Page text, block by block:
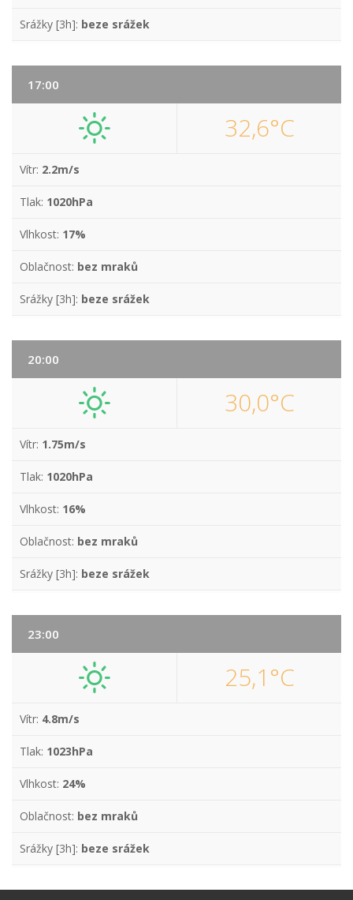
Srážky [3h]: beze srážek
17:00
32,6°C
Vítr: 2.2m/s
Tlak: 1020hPa
Vlhkost: 17%
Oblačnost: bez mraků
Srážky [3h]: beze srážek
20:00
30,0°C
Vítr: 1.75m/s
Tlak: 1020hPa
Vlhkost: 16%
Oblačnost: bez mraků
Srážky [3h]: beze srážek
23:00
25,1°C
Vítr: 4.8m/s
Tlak: 1023hPa
Vlhkost: 24%
Oblačnost: bez mraků
Srážky [3h]: beze srážek